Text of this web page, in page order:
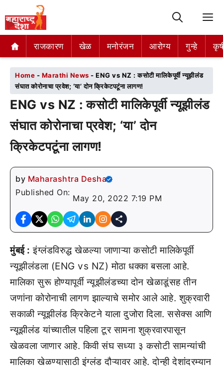
राजकारण खेळ मनोरंजन आरोग्य गुन्हे
राजकारण खेळ मनोरंजन आरोग्य गुन्हे
Home - Marathi News - ENG vs NZ : कसोटी मालिकेपूर्वी न्यूझीलंड
संघात कोरोनाचा प्रवेश; ‘या’ दोन क्रिकेटपटूंना लागण!
ENG vs NZ : कसोटी मालिकेपूर्वी न्यूझीलंड
संघात कोरोनाचा प्रवेश; ‘या’ दोन
क्रिकेटपटूंना लागण!
by Maharashtra Desha
Published On:
May 20, 2022 7:19 PM
मुंबई : इंग्लंडविरुद्ध खेळल्या जाणाऱ्या कसोटी मालिकेपूर्वी
न्यूझीलंडला (ENG vs NZ) मोठा धक्का बसला आहे.
मालिका सुरू होण्यापूर्वी न्यूझीलंडच्या दोन खेळाडूंसह तीन
जणांना कोरोनाची लागण झाल्याचे समोर आले आहे. शुक्रवारी
सकाळी न्यूझीलंड क्रिकेटने याला दुजोरा दिला. ससेक्स आणि
न्यूझीलंड यांच्यातील पहिला टूर सामना शुक्रवारपासून
खेळवला जाणार आहे. किवी संघ सध्या ३ कसोटी सामन्यांची
मालिका खेळण्यासाठी इंग्लंड दौऱ्यावर आहे. दोन्ही देशांदरम्यान